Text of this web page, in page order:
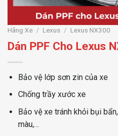
Hãng Xe / Lexus / Lexus NX300
Dán PPF Cho Lexus
Bảo vệ lớp sơn zin của xe
Chống trầy xước xe
Bảo vệ xe tránh khỏi bụi
màu,…